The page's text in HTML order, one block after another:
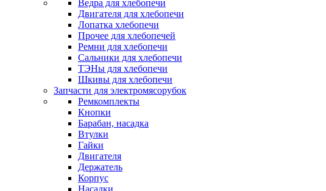
Ведра для хлебопечи
Двигателя для хлебопечи
Лопатка хлебопечи
Прочее для хлебопечей
Ремни для хлебопечи
Сальники для хлебопечи
ТЭНы для хлебопечи
Шкивы для хлебопечи
Запчасти для электромясорубок
Ремкомплекты
Кнопки
Барабан, насадка
Втулки
Гайки
Двигателя
Держатель
Корпус
Насадки